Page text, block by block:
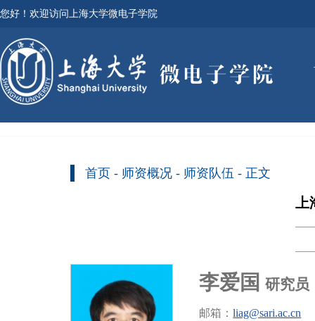
您好！欢迎访问上海大学微电子学院
首页 - 师资概况 - 师资队伍 - 正文
上
李爱国研究员
邮箱：liag@sari.ac.cn